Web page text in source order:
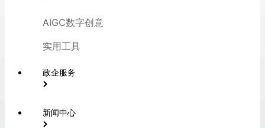
AIGC数字创意
实用工具
政企服务
新闻中心